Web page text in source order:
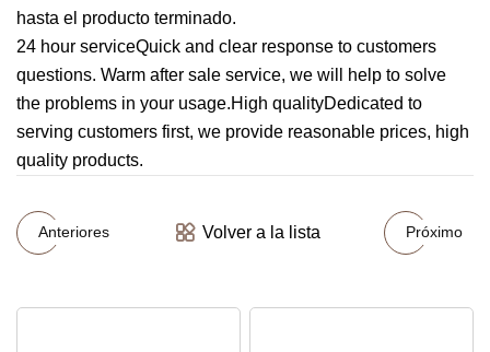
hasta el producto terminado.
24 hour serviceQuick and clear response to customers
questions. Warm after sale service, we will help to solve
the problems in your usage.High qualityDedicated to
serving customers first, we provide reasonable prices, high
quality products.
Anteriores Volver a la lista Próximo